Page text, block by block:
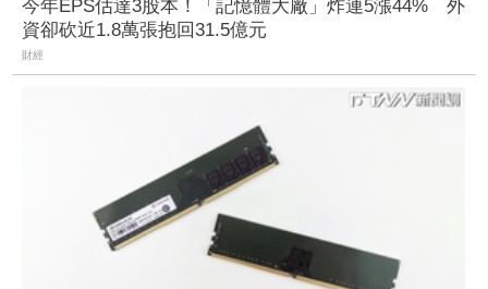
今年EPS估達3股本！「記憶體大廠」炸連5漲44% 外
資卻砍近1.8萬張抱回31.5億元
財經